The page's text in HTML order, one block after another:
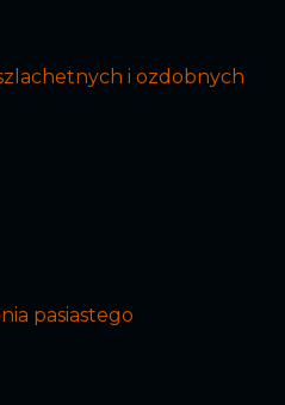
i ozdobnych
pasiastego